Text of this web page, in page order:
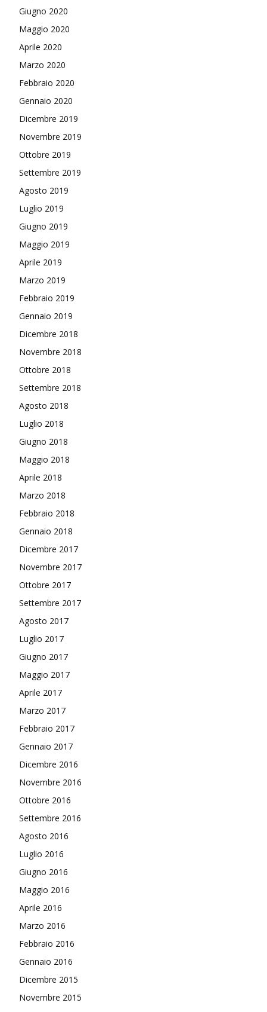
Giugno 2020
Maggio 2020
Aprile 2020
Marzo 2020
Febbraio 2020
Gennaio 2020
Dicembre 2019
Novembre 2019
Ottobre 2019
Settembre 2019
Agosto 2019
Luglio 2019
Giugno 2019
Maggio 2019
Aprile 2019
Marzo 2019
Febbraio 2019
Gennaio 2019
Dicembre 2018
Novembre 2018
Ottobre 2018
Settembre 2018
Agosto 2018
Luglio 2018
Giugno 2018
Maggio 2018
Aprile 2018
Marzo 2018
Febbraio 2018
Gennaio 2018
Dicembre 2017
Novembre 2017
Ottobre 2017
Settembre 2017
Agosto 2017
Luglio 2017
Giugno 2017
Maggio 2017
Aprile 2017
Marzo 2017
Febbraio 2017
Gennaio 2017
Dicembre 2016
Novembre 2016
Ottobre 2016
Settembre 2016
Agosto 2016
Luglio 2016
Giugno 2016
Maggio 2016
Aprile 2016
Marzo 2016
Febbraio 2016
Gennaio 2016
Dicembre 2015
Novembre 2015